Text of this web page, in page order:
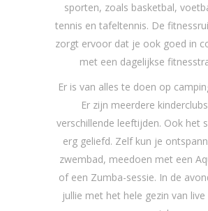
sporten, zoals basketbal,
tennis en tafeltennis. De
zorgt ervoor dat je ook goed in
met een dagelijkse
Er is van alles te doen op
Er zijn meerdere
verschillende leeftijden. Ook het
erg geliefd. Zelf kun je
zwembad, meedoen met een
of een Zumba-sessie. In de
jullie met het hele gezin van